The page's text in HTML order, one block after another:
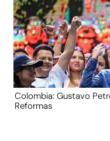
Colombia: Gustavo
Reformas